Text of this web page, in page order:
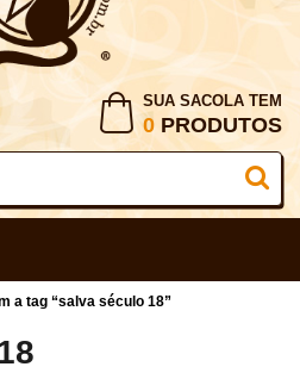
SUA SACOLA TEM
0 PRODUTOS
a tag “salva século 18”